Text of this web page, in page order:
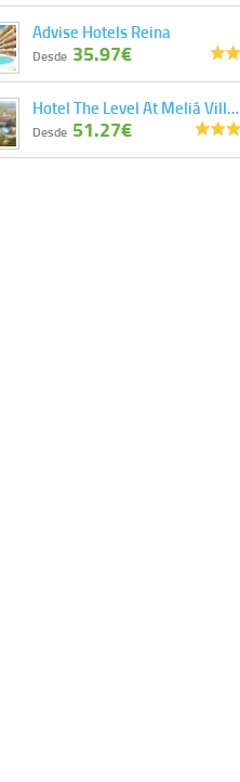
Advise Hotels Reina
Desde 35.97€
Hotel The Level At Meliá Vill…
Desde 51.27€